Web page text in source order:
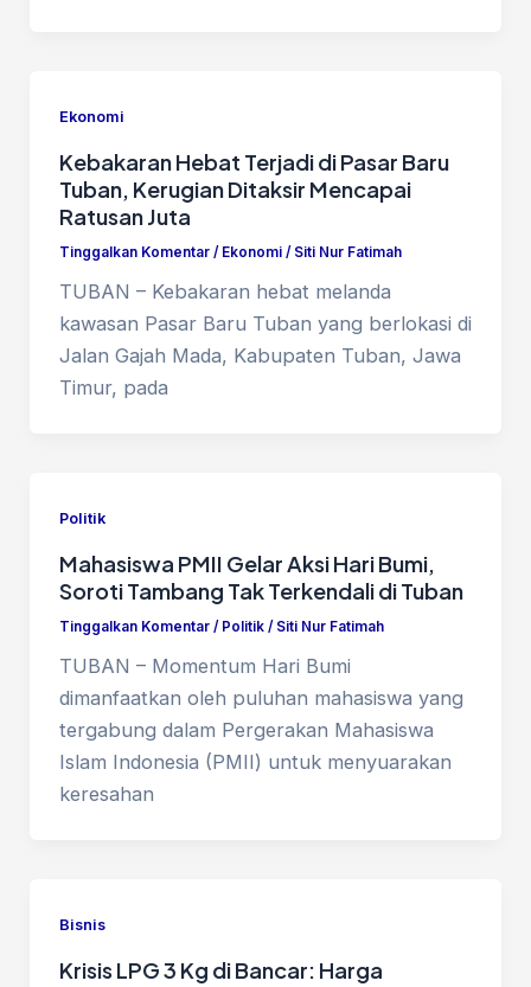
Ekonomi
Kebakaran Hebat Terjadi di Pasar Baru
Tuban, Kerugian Ditaksir Mencapai
Ratusan Juta
Tinggalkan Komentar / Ekonomi/ Siti Nur Fatimah
TUBAN – Kebakaran hebat melanda
kawasan Pasar Baru Tuban yang berlokasi di
Jalan Gajah Mada, Kabupaten Tuban, Jawa
Timur, pada
Politik
Mahasiswa PMII Gelar Aksi Hari Bumi,
Soroti Tambang Tak Terkendali di Tuban
Tinggalkan Komentar / Politik/ Siti Nur Fatimah
TUBAN – Momentum Hari Bumi
dimanfaatkan oleh puluhan mahasiswa yang
tergabung dalam Pergerakan Mahasiswa
Islam Indonesia (PMII) untuk menyuarakan
keresahan
Bisnis
Krisis LPG 3 Kg di Bancar: Harga